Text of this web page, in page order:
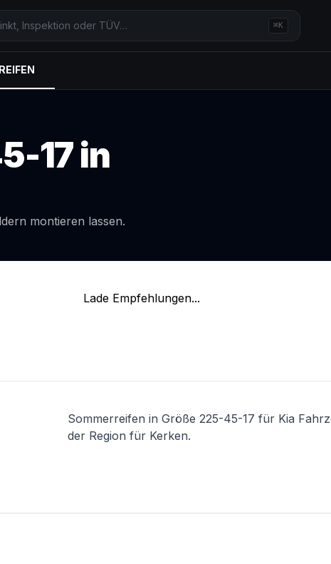
⌘K
REIFEN
17in
montieren lassen.
Lade Empfehlungen...
Sommerreifen in Größe 225-45-17 für Kia
der Region für Kerken.